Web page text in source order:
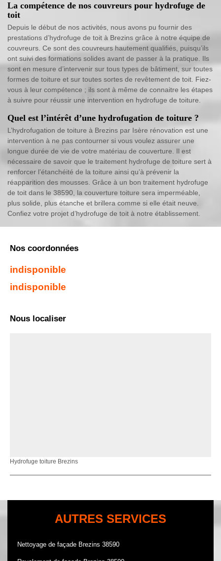
La compétence de nos couvreurs pour hydrofuge de
toit
Depuis le début de nos activités, nous avons pu fournir des
prestations d’hydrofuge de toit à Brezins grâce à notre équipe de
couvreurs. Ce sont des couvreurs hautement qualifiés, puisqu’ils
ont suivi des formations solides avant de passer à la pratique. Ils
sont en mesure d’intervenir sur tous types de bâtiment, sur toutes
formes de toiture et sur toutes sortes de revêtement de toit. Fiez-
vous à leur compétence ; ils sont à même de connaitre les étapes
à suivre pour réussir une intervention en hydrofuge de toiture.
Quel est l’intérêt d’une hydrofugation de toiture ?
L’hydrofugation de toiture à Brezins par Isère rénovation est une
intervention à ne pas contourner si vous voulez assurer une
longue durée de vie de votre matériau de couverture. Il est
nécessaire de savoir que le traitement hydrofuge de toiture sert à
renforcer l’étanchéité de la toiture ainsi qu’à prévenir la
réapparition des mousses. Grâce à un bon traitement hydrofuge
de toit dans le 38590, la couverture toiture sera imperméable,
plus solide, plus étanche et brillera comme si elle était neuve.
Confiez votre projet d’hydrofuge de toit à notre établissement.
Nos coordonnées
indisponible
indisponible
Nous localiser
Hydrofuge toiture Brezins
AUTRES SERVICES
Nettoyage de façade Brezins 38590